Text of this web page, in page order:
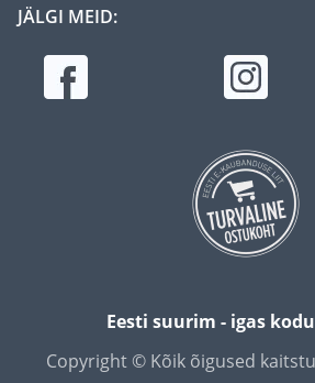
JÄLGI MEID:
Eesti suurim - igas
Copyright © Kõik õigused